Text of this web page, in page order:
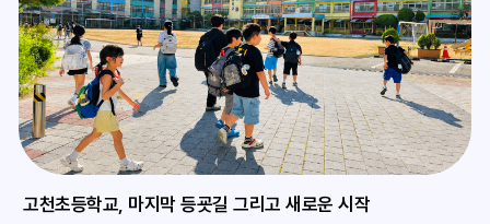
고천초등학교, 마지막 등굣길 그리고 새로운 시작